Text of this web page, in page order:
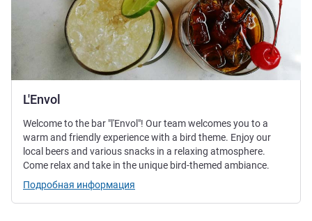
L'Envol
Welcome to the bar "l'Envol"! Our team welcomes you to a
warm and friendly experience with a bird theme. Enjoy our
local beers and various snacks in a relaxing atmosphere.
Come relax and take in the unique bird-themed ambiance.
Подробная информация